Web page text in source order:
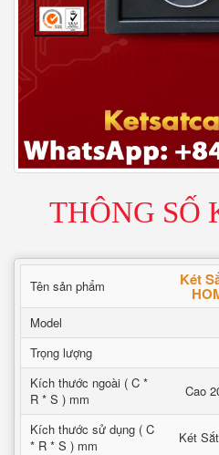
THÔNG SỐ
Tên sản phẩm Két
Model
Trọng lượng
Kích thước ngoài ( C *
R * S ) mm
Cao
Kích thước sử dụng ( C
* R * S ) mm
Két